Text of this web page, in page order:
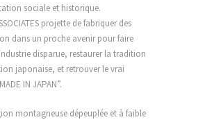
sociale et historique.
projette de fabriquer des
dans un proche avenir pour faire
disparue, restaurer la tradition
japonaise, et retrouver le vrai
IN JAPAN”.
montagneuse dépeuplée et à faible